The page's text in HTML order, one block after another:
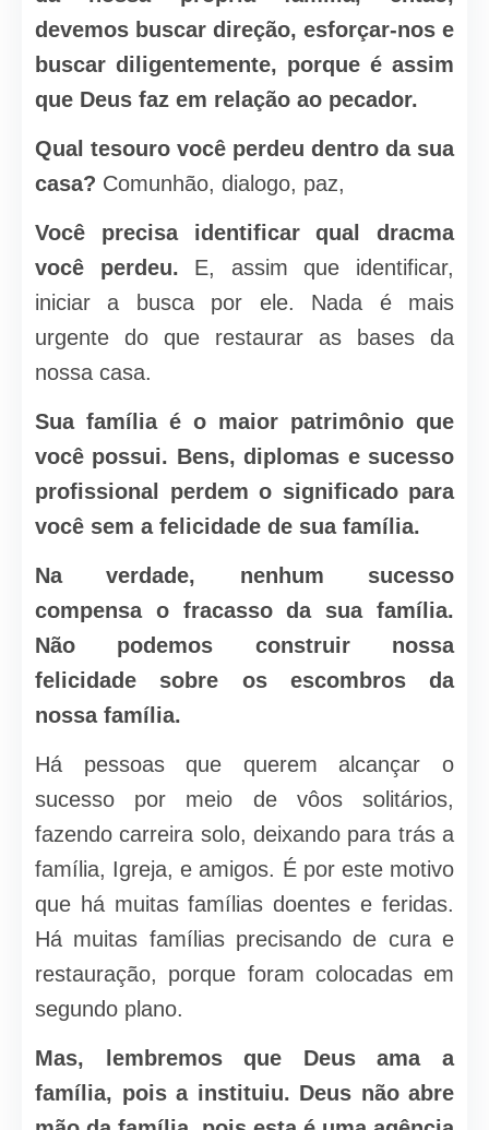
devemos buscar direção, esforçar-nos e
buscar diligentemente, porque é assim
que Deus faz em relação ao pecador.
Qual tesouro você perdeu dentro da sua
casa? Comunhão, dialogo, paz,
Você precisa identificar qual dracma
você perdeu. E, assim que identificar,
iniciar a busca por ele. Nada é mais
urgente do que restaurar as bases da
nossa casa.
Sua família é o maior patrimônio que
você possui. Bens, diplomas e sucesso
profissional perdem o significado para
você sem a felicidade de sua família.
Na verdade, nenhum sucesso
compensa o fracasso da sua família.
Não podemos construir nossa
felicidade sobre os escombros da
nossa família.
Há pessoas que querem alcançar o
sucesso por meio de vôos solitários,
fazendo carreira solo, deixando para trás a
família, Igreja, e amigos. É por este motivo
que há muitas famílias doentes e feridas.
Há muitas famílias precisando de cura e
restauração, porque foram colocadas em
segundo plano.
Mas, lembremos que Deus ama a
família, pois a instituiu. Deus não abre